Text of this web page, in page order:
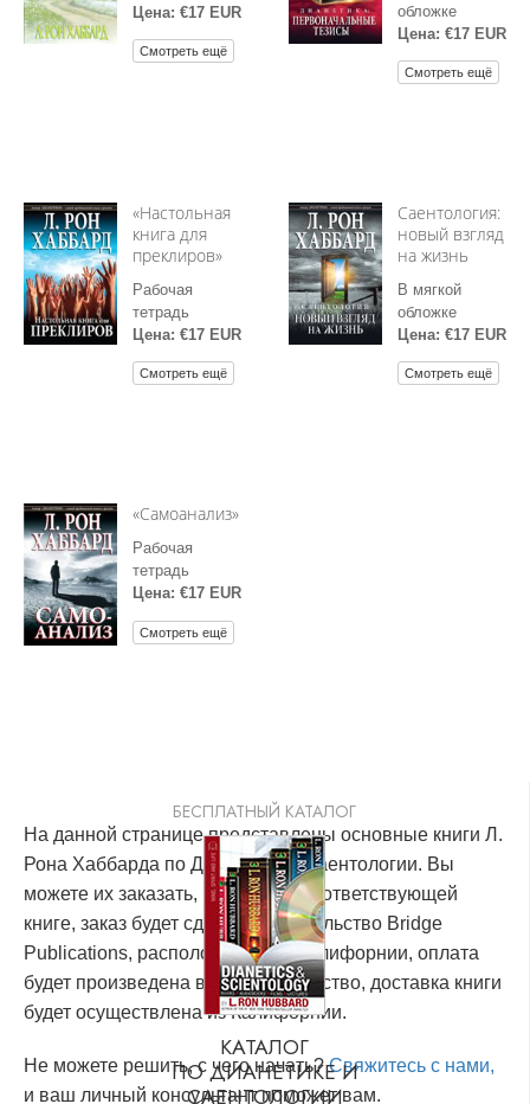
Цена: €17 EUR
Смотреть ещё
обложке
Цена: €17 EUR
Смотреть ещё
«Настольная
книга для
преклиров»
Рабочая
тетрадь
Цена: €17 EUR
Смотреть ещё
Саентология:
новый взгляд
на жизнь
В мягкой
обложке
Цена: €17 EUR
Смотреть ещё
«Самоанализ»
Рабочая
тетрадь
Цена: €17 EUR
Смотреть ещё
На данной странице представлены основные книги Л.
Рона Хаббарда по Дианетике и Саентологии. Вы
можете их заказать, кликнув по соответствующей
книге, заказ будет сделан в издательство Bridge
Publications, расположенное в Калифорнии, оплата
будет произведена в это издательство, доставка книги
будет осуществлена из Калифорнии.
Не можете решить, с чего начать?Свяжитесь с нами,
и ваш личный консультант поможет вам.
БЕСПЛАТНЫЙ КАТАЛОГ
КАТАЛОГ
ПО ДИАНЕТИКЕ И
САЕНТОЛОГИИ